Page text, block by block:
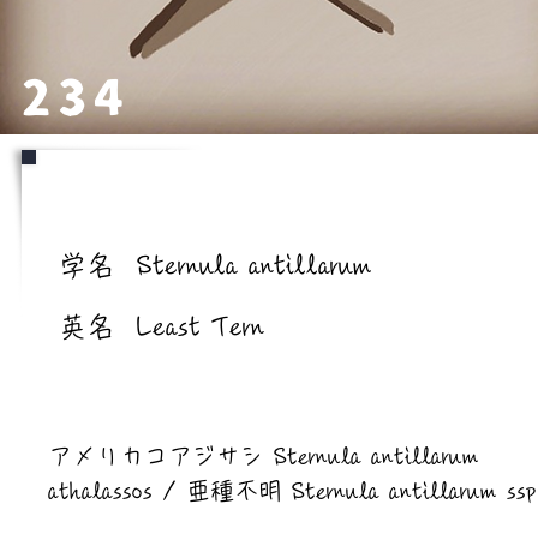
234
学名 Sternula antillarum
英名 Least Tern
アメリカコアジサシ Sternula antillarum
athalassos / 亜種不明 Sternula antillarum